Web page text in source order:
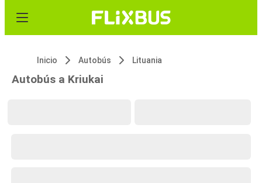
Inicio Autobús Lituania
Autobús a Kriukai